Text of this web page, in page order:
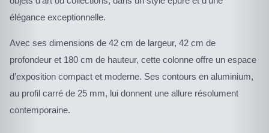
élégance exceptionnelle.
Avec ses dimensions de 42 cm de largeur, 42 cm de
profondeur et 180 cm de hauteur, cette colonne offre un espace
d’exposition compact et moderne. Ses contours en aluminium,
au profil carré de 25 mm, lui donnent une allure résolument
contemporaine.